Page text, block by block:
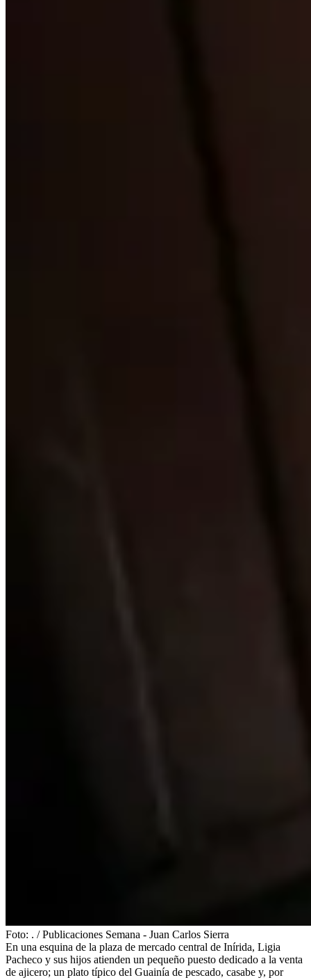
Foto: . /Publicaciones Semana - Juan Carlos Sierra
En una esquina de la plaza de mercado central de Inírida, Ligia
Pacheco y sus hijos atienden un pequeño puesto dedicado a la venta
de ajicero; un plato típico del Guainía de pescado, casabe y, por